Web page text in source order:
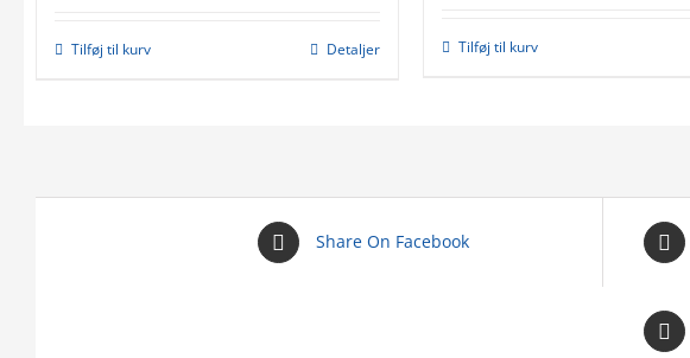
Tilføj til kurv Detaljer Tilføj til kurv
Share On Facebook